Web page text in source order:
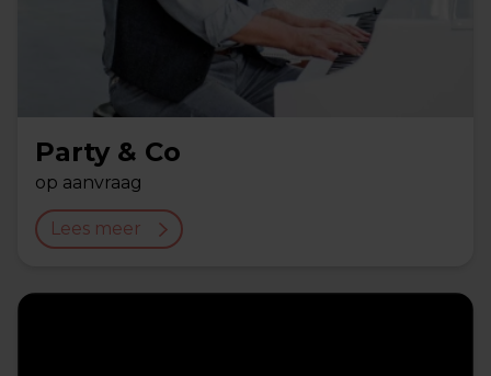
Party & Co
op aanvraag
Lees meer